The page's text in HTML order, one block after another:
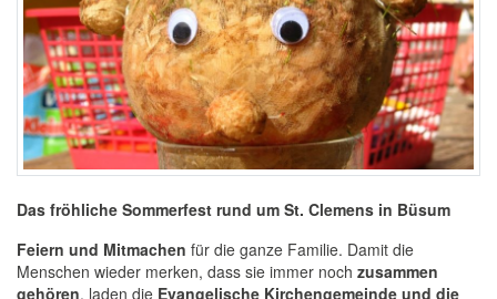
Das fröhliche Sommerfest rund um St. Clemens in Büsum
Feiern und Mitmachen für die ganze Familie. Damit die
Menschen wieder merken, dass sie immer noch zusammen
gehören, laden die Evangelische Kirchengemeinde und die